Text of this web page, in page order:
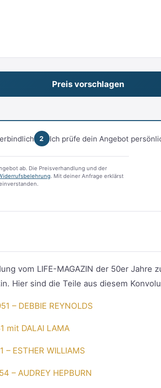
2 Ich prüfe dein Angebot
ab. Die Preisverhandlung und der
. Mit deiner Anfrage erklärst
vom LIFE-MAGAZIN der 50er
Hier sind die Teile aus diesem
– DEBBIE REYNOLDS
mit DALAI LAMA
ESTHER WILLIAMS
– AUDREY HEPBURN